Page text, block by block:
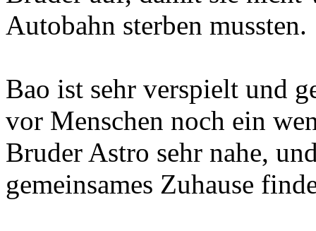
Autobahn sterben mussten.
Bao ist sehr verspielt und
vor Menschen noch ein
Bruder Astro sehr nahe,
gemeinsames Zuhause